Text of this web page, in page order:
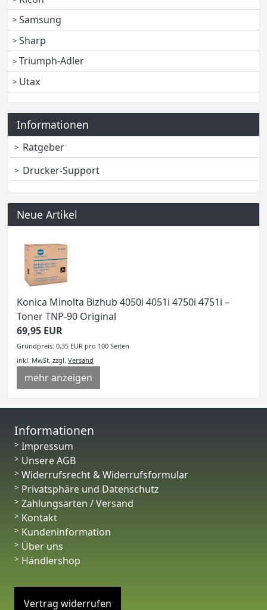
Samsung
Sharp
Triumph-Adler
Utax
Informationen
Ratgeber
Drucker-Support
Neue Artikel
Konica Minolta Bizhub 4050i 4051i 4750i 4751i –
Toner TNP-90 Original
69,95 EUR
Grundpreis: 0,35 EUR pro 100 Seiten
inkl. MwSt. zzgl. Versand
mehr anzeigen
Informationen
Impressum
Unsere AGB
Widerrufsrecht & Widerrufsformular
Privatsphäre und Datenschutz
Zahlungsarten / Versand
Kontakt
Kundeninformation
Über uns
Händlershop
Vertrag widerrufen